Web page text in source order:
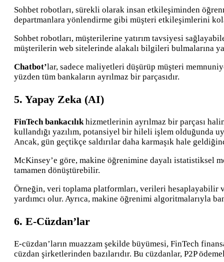
Sohbet robotları, sürekli olarak insan etkileşiminden
departmanlara yönlendirme gibi müşteri etkileşimlerini
Sohbet robotları, müşterilerine yatırım tavsiyesi
müşterilerin web sitelerinde alakalı bilgileri bulmalarına
Chatbot’lar, sadece maliyetleri düşürüp müşteri
yüzden tüm bankaların ayrılmaz bir parçasıdır.
5. Yapay Zeka (AI)
FinTech bankacılıkhizmetlerinin ayrılmaz bir parçası
kullandığı yazılım, potansiyel bir hileli işlem olduğunda
Ancak, gün geçtikçe saldırılar daha karmaşık hale
McKinsey’e göre, makine öğrenimine dayalı istatistiksel
tamamen dönüştürebilir.
Örneğin, veri toplama platformları, verileri hesaplayabilir
yardımcı olur. Ayrıca, makine öğrenimi algoritmalarıyla
6. E-Cüzdan’lar
E-cüzdan’ların muazzam şekilde büyümesi, FinTech
cüzdan şirketlerinden bazılarıdır. Bu cüzdanlar, P2P